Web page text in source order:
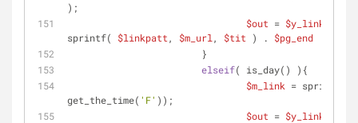
);
$out = $y_link
sprintf( $linkpatt , $m_url , $tit ) . $pg_end
			}
elseif( is_day() ){
$m_link = sprintf(
get_the_time( 'F' ));
$out = $y_link